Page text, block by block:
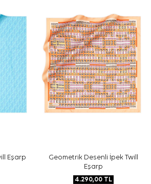
eşarpların elde hassas
Eşarp Şampuanıkullanmayı tercih
nedir?
Geometrik Desenli Eşarp hangi
nasıldır?
nasıl kombinlenir?
Eşarp
Geometrik Desenli İpek Twill
Eşarp
4.290,00 TL